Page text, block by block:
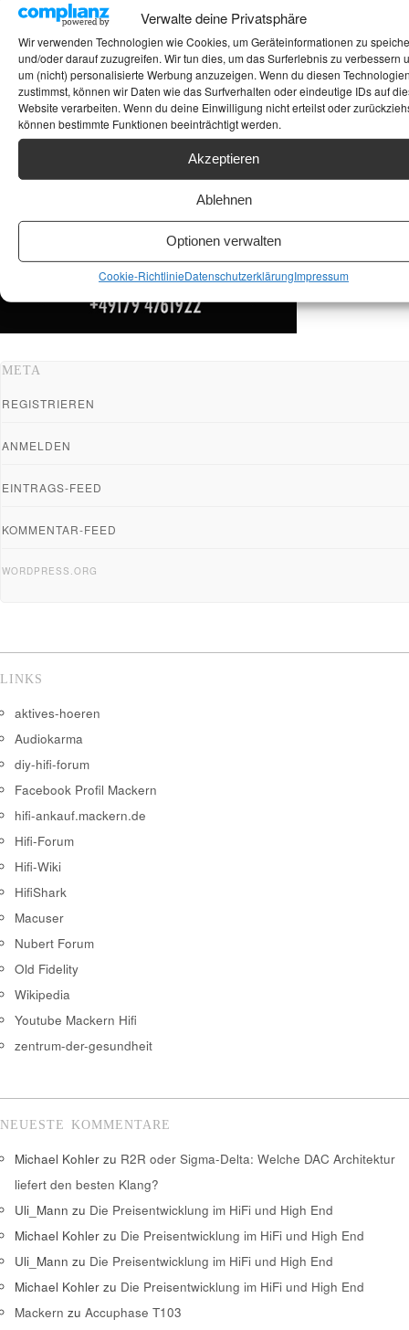
Verwalte deine Privatsphäre
Wir verwenden Technologien wie Cookies, um Geräteinformationen zu
und/oder darauf zuzugreifen. Wir tun dies, um das Surferlebnis zu verbessern
um (nicht) personalisierte Werbung anzuzeigen. Wenn du diesen
zustimmst, können wir Daten wie das Surfverhalten oder eindeutige IDs auf
Website verarbeiten. Wenn du deine Einwilligung nicht erteilst oder
können bestimmte Funktionen beeinträchtigt werden.
Akzeptieren
Ablehnen
Optionen verwalten
Cookie-RichtlinieDatenschutzerklärungImpressum
ANKAUF HIFI & HIGH GERÄTE: +491794761922
META
REGISTRIEREN
ANMELDEN
EINTRAGS-FEED
KOMMENTAR-FEED
WORDPRESS.ORG
LINKS
aktives-hoeren
Audiokarma
diy-hifi-forum
Facebook Profil Mackern
hifi-ankauf.mackern.de
Hifi-Forum
Hifi-Wiki
HifiShark
Macuser
Nubert Forum
Old Fidelity
Wikipedia
Youtube Mackern Hifi
zentrum-der-gesundheit
NEUESTE KOMMENTARE
Michael Kohler zu R2R oder Sigma-Delta: Welche DAC Architektur
liefert den besten Klang?
Uli_Mann zu Die Preisentwicklung im HiFi und High End
Michael Kohler zu Die Preisentwicklung im HiFi und High End
Uli_Mann zu Die Preisentwicklung im HiFi und High End
Michael Kohler zu Die Preisentwicklung im HiFi und High End
Mackern zu Accuphase T103